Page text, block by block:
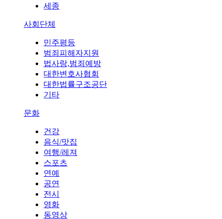
세종
사회단체
민주평등
범죄피해자지원
법사랑,범죄예방
대한변호사협회
대한법률구조공단
기타
문화
건강
음식/맛집
여행/레져
스포츠
연예
공연
전시
영화
동영상